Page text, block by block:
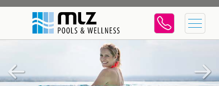
Previous Next